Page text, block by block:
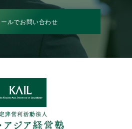
ールでお問い合わせ